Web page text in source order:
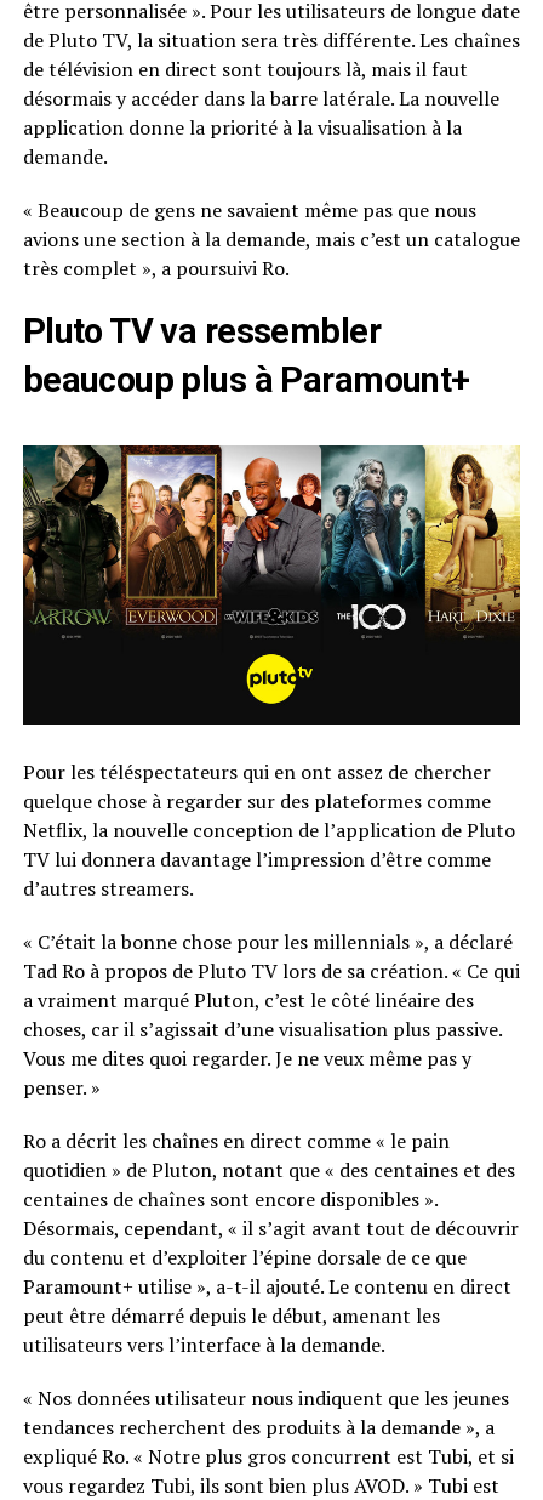
être personnalisée ». Pour les utilisateurs de longue date
de Pluto TV, la situation sera très différente. Les chaînes
de télévision en direct sont toujours là, mais il faut
désormais y accéder dans la barre latérale. La nouvelle
application donne la priorité à la visualisation à la
demande.
« Beaucoup de gens ne savaient même pas que nous
avions une section à la demande, mais c’est un catalogue
très complet », a poursuivi Ro.
Pluto TV va ressembler
beaucoup plus à Paramount+
Pour les téléspectateurs qui en ont assez de chercher
quelque chose à regarder sur des plateformes comme
Netflix, la nouvelle conception de l’application de Pluto
TV lui donnera davantage l’impression d’être comme
d’autres streamers.
« C’était la bonne chose pour les millennials », a déclaré
Tad Ro à propos de Pluto TV lors de sa création. « Ce qui
a vraiment marqué Pluton, c’est le côté linéaire des
choses, car il s’agissait d’une visualisation plus passive.
Vous me dites quoi regarder. Je ne veux même pas y
penser. »
Ro a décrit les chaînes en direct comme « le pain
quotidien » de Pluton, notant que « des centaines et des
centaines de chaînes sont encore disponibles ».
Désormais, cependant, « il s’agit avant tout de découvrir
du contenu et d’exploiter l’épine dorsale de ce que
Paramount+ utilise », a-t-il ajouté. Le contenu en direct
peut être démarré depuis le début, amenant les
utilisateurs vers l’interface à la demande.
« Nos données utilisateur nous indiquent que les jeunes
tendances recherchent des produits à la demande », a
expliqué Ro. « Notre plus gros concurrent est Tubi, et si
vous regardez Tubi, ils sont bien plus AVOD. » Tubi est